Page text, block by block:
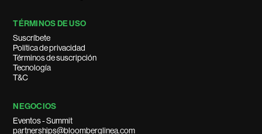
TÉRMINOS DE USO
Suscríbete
Política de privacidad
Términos de suscripción
Tecnología
T&C
NEGOCIOS
Eventos - Summit
partnerships@bloomberglinea.com